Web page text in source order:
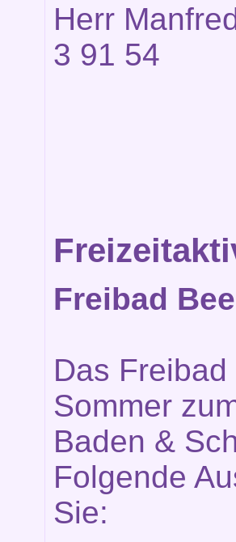
Herr
3 91 54
Freibad
Das
Sommer
Baden &
Folgende
Sie: